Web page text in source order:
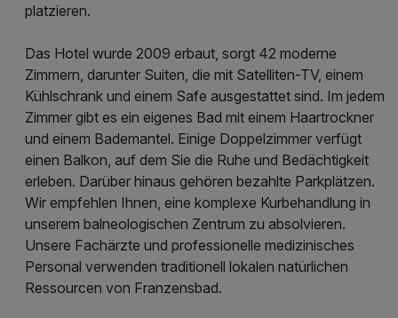
platzieren.
Das Hotel wurde 2009 erbaut, sorgt 42 moderne
Zimmern, darunter Suiten, die mit Satelliten-TV, einem
Kühlschrank und einem Safe ausgestattet sind. Im jedem
Zimmer gibt es ein eigenes Bad mit einem Haartrockner
und einem Bademantel. Einige Doppelzimmer verfügt
einen Balkon, auf dem Sie die Ruhe und Bedächtigkeit
erleben. Darüber hinaus gehören bezahlte Parkplätzen.
Wir empfehlen Ihnen, eine komplexe Kurbehandlung in
unserem balneologischen Zentrum zu absolvieren.
Unsere Fachärzte und professionelle medizinisches
Personal verwenden traditionell lokalen natürlichen
Ressourcen von Franzensbad.